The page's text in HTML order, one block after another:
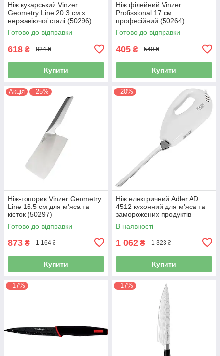
Ніж кухарський Vinzer
Geometry Line 20.3 см з
нержавіючої сталі (50296)
Готово до відправки
618 ₴ 824 ₴
Купити
Ніж філейний Vinzer
Profissional 17 см
професійний (50264)
Готово до відправки
405 ₴ 540 ₴
Купити
Акція –25%
Ніж-топорик Vinzer Geometry
Line 16.5 см для м'яса та
кісток (50297)
Готово до відправки
873 ₴ 1 164 ₴
Купити
–20%
Ніж електричний Adler AD
4512 кухонний для м'яса та
заморожених продуктів
В наявності
1 062 ₴ 1 323 ₴
Купити
–17% –17%